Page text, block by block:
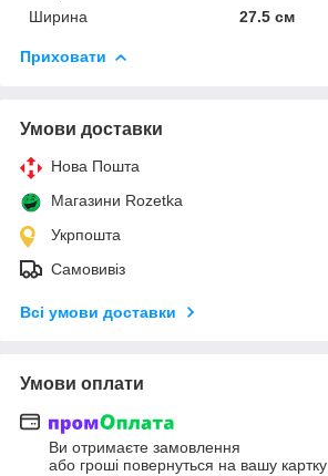
Ширина
27.5 см
Приховати
Умови доставки
Нова Пошта
Магазини Rozetka
Укрпошта
Самовивіз
Всі умови доставки
Умови оплати
Ви отримаєте замовлення
або гроші повернуться на вашу картку